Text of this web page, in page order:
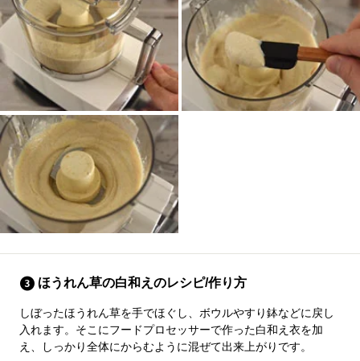
ほうれん草の白和えのレシピ/作り方
しぼったほうれん草を手でほぐし、ボウルやすり鉢などに戻し
入れます。そこにフードプロセッサーで作った白和え衣を加
え、しっかり全体にからむように混ぜて出来上がりです。